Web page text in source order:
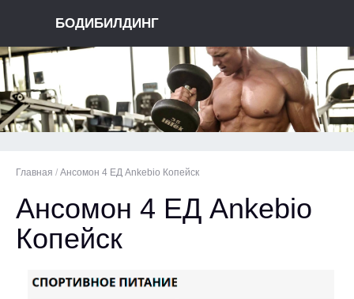
БОДИБИЛДИНГ
Главная / Ансомон 4 ЕД Ankebio Копейск
Ансомон 4 ЕД Ankebio
Копейск